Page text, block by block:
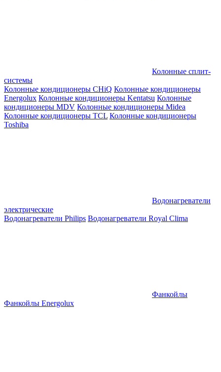
Колонные сплит-
системы
Колонные кондиционеры CHiQ Колонные кондиционеры
Energolux Колонные кондиционеры Kentatsu Колонные
кондиционеры MDV Колонные кондиционеры Midea
Колонные кондиционеры TCL Колонные кондиционеры
Toshiba
Водонагреватели
электрические
Водонагреватели Philips Водонагреватели Royal Clima
Фанкойлы
Фанкойлы Energolux